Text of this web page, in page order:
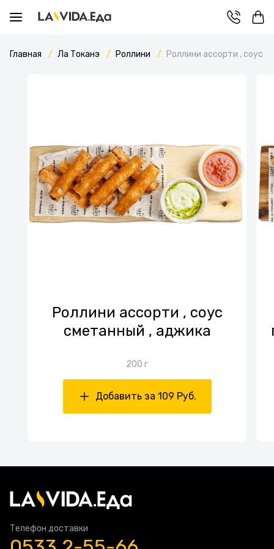
Главная Ла Токанэ Роллини Роллини ассорти , соус
Роллини ассорти , соус
сметанный , аджика
200 г
Добавить за 109 Руб.
Телефон доставки